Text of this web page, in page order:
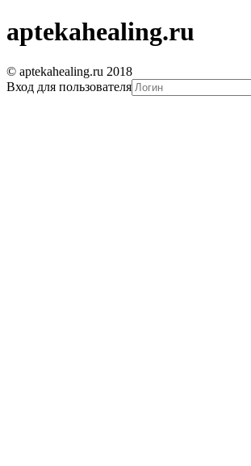
aptekahealing.ru
© aptekahealing.ru 2018
Вход для пользователя